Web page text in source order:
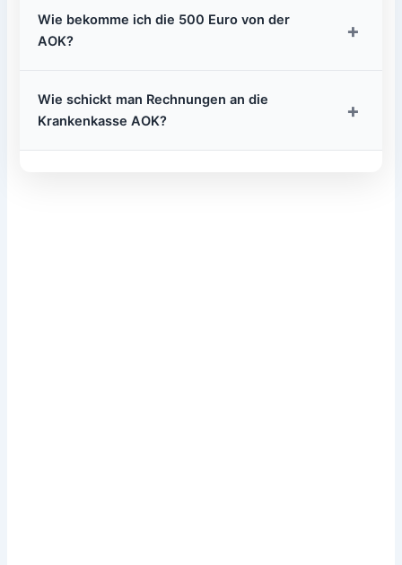
Wie bekomme ich die 500 Euro von der
AOK?
+
Wie schickt man Rechnungen an die
Krankenkasse AOK?
+